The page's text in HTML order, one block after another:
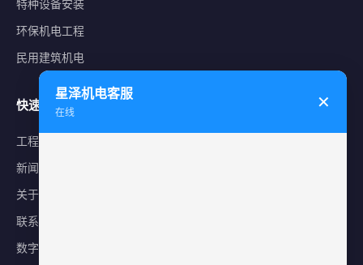
特种设备安装
环保机电工程
民用建筑机电
快速导航
工程案例
新闻中心
关于星泽
联系我们
数字化平台
星泽机电客服
在线
✕